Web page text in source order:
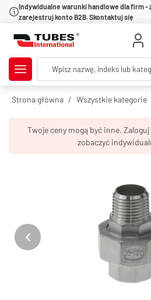
Indywidualne warunki handlowe dla firm -
zarejestruj konto B2B. Skontaktuj się
Strona główna Wszystkie kategorie
Twoje ceny mogą być inne.
zobaczyć